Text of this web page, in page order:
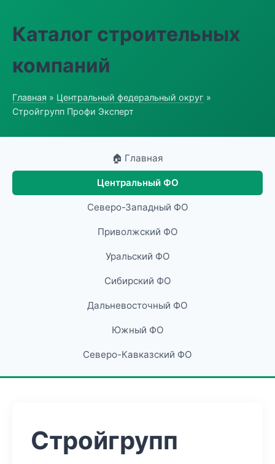
Каталог строительных
компаний
Главная » Центральный федеральный округ »
Стройгрупп Профи Эксперт
🏠 Главная
Центральный ФО
Северо-Западный ФО
Приволжский ФО
Уральский ФО
Сибирский ФО
Дальневосточный ФО
Южный ФО
Северо-Кавказский ФО
Стройгрупп